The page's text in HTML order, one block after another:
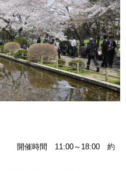
店 開催時間 11:00～18:00 約